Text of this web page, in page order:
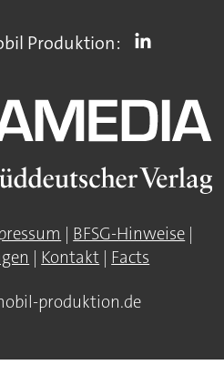
Produktion:
| BFSG-Hinweise |
| Kontakt | Facts
produktion.de